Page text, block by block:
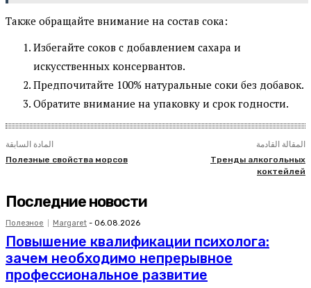
Также обращайте внимание на состав сока:
Избегайте соков с добавлением сахара и
искусственных консервантов.
Предпочитайте 100% натуральные соки без добавок.
Обратите внимание на упаковку и срок годности.
المادة السابقة
Полезные свойства морсов
المقالة القادمة
Тренды алкогольных
коктейлей
Последние новости
Полезное Margaret - 06.08.2026
Повышение квалификации психолога:
зачем необходимо непрерывное
профессиональное развитие